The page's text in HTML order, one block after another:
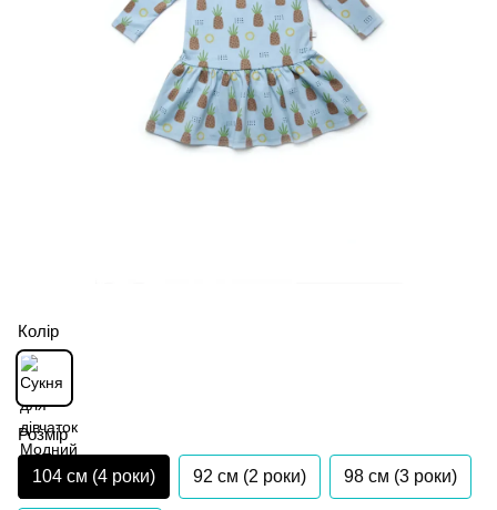
Колір
Розмір
104 см (4 роки) 92 см (2 роки) 98 см (3 роки)